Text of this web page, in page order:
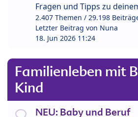
Fragen und Tipps zu
2.407 Themen / 29.198
Letzter Beitrag von Nuna
18. Jun 2026 11:24
Familienleben mit
Kind
NEU: Baby und Beruf